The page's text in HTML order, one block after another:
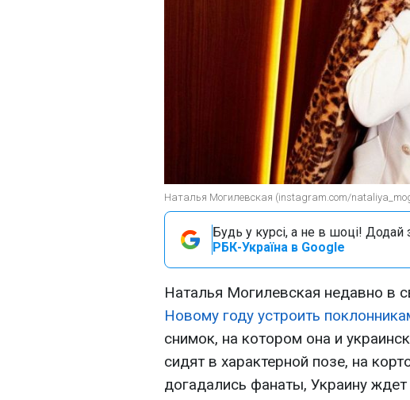
Наталья Могилевская (instagram.com/
Будь у курсі, а не в шоці! Додай
РБК-Україна в Google
Наталья Могилевская недавно в
Новому году устроить
снимок, на котором она и
сидят в характерной позе, на
догадались фанаты, Украину